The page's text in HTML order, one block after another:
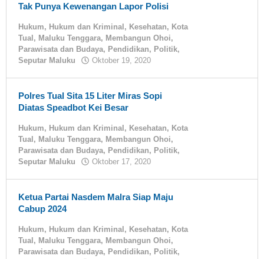
Tak Punya Kewenangan Lapor Polisi
Hukum, Hukum dan Kriminal , Kesehatan, Kota
Tual , Maluku Tenggara, Membangun Ohoi,
Parawisata dan Budaya, Pendidikan, Politik,
Seputar Maluku
Oktober 19, 2020
Polres Tual Sita 15 Liter Miras Sopi
Diatas Speadbot Kei Besar
Hukum, Hukum dan Kriminal , Kesehatan, Kota
Tual , Maluku Tenggara, Membangun Ohoi,
Parawisata dan Budaya, Pendidikan, Politik,
Seputar Maluku
Oktober 17, 2020
Ketua Partai Nasdem Malra Siap Maju
Cabup 2024
Hukum, Hukum dan Kriminal , Kesehatan, Kota
Tual , Maluku Tenggara, Membangun Ohoi,
Parawisata dan Budaya, Pendidikan, Politik,